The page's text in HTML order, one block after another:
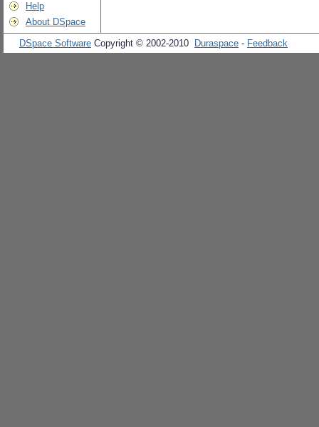
Help
About DSpace
DSpace Software Copyright © 2002-2010 Duraspace - Feedback